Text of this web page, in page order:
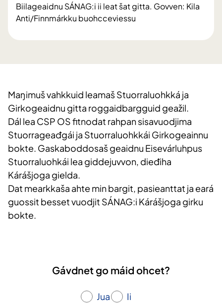
Biilageaidnu SÁNAG:i ii leat šat gitta. Govven: Kila
Anti/Finnmárkku buohcceviessu
Maŋimuš vahkkuid leamaš Stuorraluohkká ja
Girkogeaidnu gitta roggaidbargguid geažil.
Dál lea CSP OS fitnodat rahpan sisavuodjima
Stuorrageađgái ja Stuorraluohkkái Girkogeainnu
bokte. Gaskaboddosaš geaidnu Eisevárluhpus
Stuorraluohkái lea giddejuvvon, dieđiha
Kárášjoga gielda.
Dat mearkkaša ahte min bargit, pasieanttat ja eará
guossit besset vuodjit SÁNAG:i Kárášjoga girku
bokte.
Gávdnet go máid ohcet?
Jua Ii